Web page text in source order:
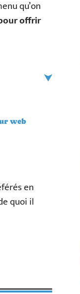
qu’on
offrir
web
en
quoi il